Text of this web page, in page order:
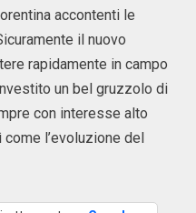
accontenti le
il nuovo
rapidamente in campo
un bel gruzzolo di
con interesse alto
l’evoluzione del